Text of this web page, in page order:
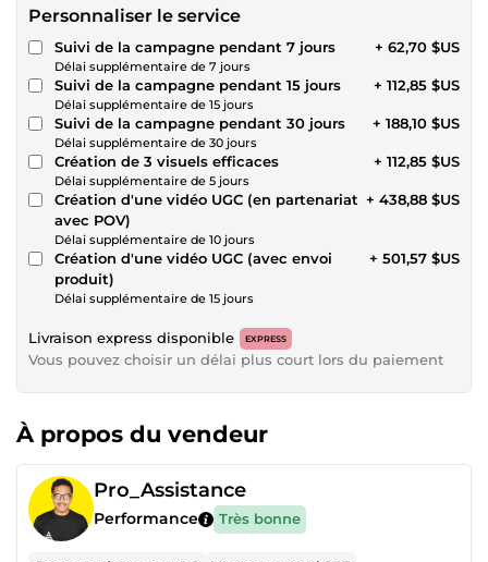
Personnaliser le service
Suivi de la campagne pendant 7 jours
Délai supplémentaire de 7 jours
+ 62,70 $US
Suivi de la campagne pendant 15 jours
Délai supplémentaire de 15 jours
+ 112,85 $US
Suivi de la campagne pendant 30 jours
Délai supplémentaire de 30 jours
+ 188,10 $US
Création de 3 visuels efficaces
Délai supplémentaire de 5 jours
+ 112,85 $US
Création d'une vidéo UGC (en partenariat
avec POV)
Délai supplémentaire de 10 jours
+ 438,88 $US
Création d'une vidéo UGC (avec envoi
produit)
Délai supplémentaire de 15 jours
+ 501,57 $US
Livraison express disponible EXPRESS
Vous pouvez choisir un délai plus court lors du paiement
À propos du vendeur
Pro_Assistance
Performance Très bonne